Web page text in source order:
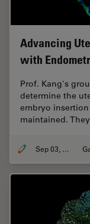
Advancing
with
Prof. Kang's
determine the
embryo
maintained.
Sep 03, 2024